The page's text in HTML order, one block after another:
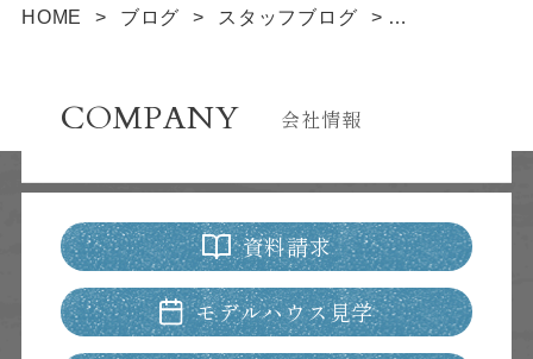
HOME > ブログ > スタッフブログ
>
COMPANY 会社情報
資料請求
モデルハウス見学